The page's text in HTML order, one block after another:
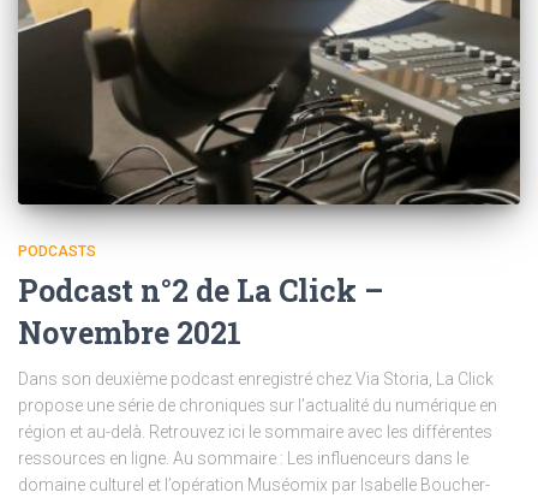
PODCASTS
Podcast n°2 de La Click –
Novembre 2021
Dans son deuxième podcast enregistré chez Via Storia, La Click
propose une série de chroniques sur l’actualité du numérique en
région et au-delà. Retrouvez ici le sommaire avec les différentes
ressources en ligne. Au sommaire : Les influenceurs dans le
domaine culturel et l’opération Muséomix par Isabelle Boucher-